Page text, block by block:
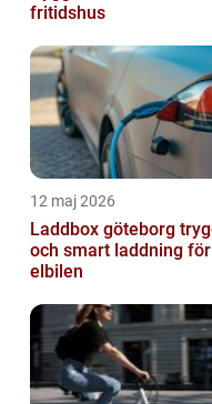
fritidshus
12 maj 2026
Laddbox göteborg trygg
och smart laddning för
elbilen